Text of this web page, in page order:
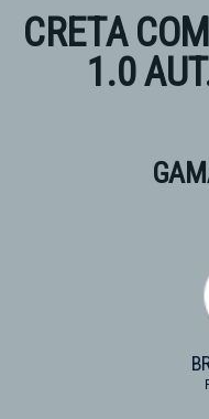
CRETA
1.0